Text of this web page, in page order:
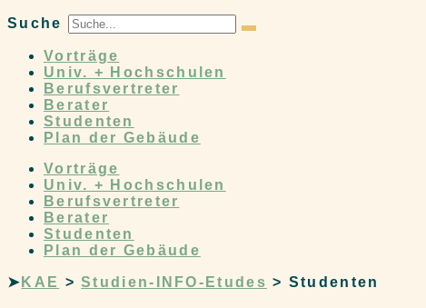
Suche
Vorträge
Univ. + Hochschulen
Berufsvertreter
Berater
Studenten
Plan der Gebäude
Vorträge
Univ. + Hochschulen
Berufsvertreter
Berater
Studenten
Plan der Gebäude
➤ KAE >Studien-INFO-Etudes > Studenten